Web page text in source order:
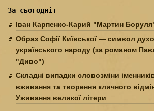
За сьогодні:
Іван Карпенко-Карий "Мартин
Образ Софії Київської — символ
українського народу (за романом
"Диво")
Складні випадки словозміни
вживання та творення кличного
Уживання великої літери